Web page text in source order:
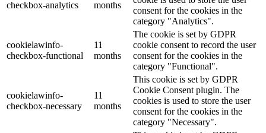
checkbox-analytics
months
consent for the cookies in the
category "Analytics".
cookielawinfo-
checkbox-functional
11
months
The cookie is set by GDPR
cookie consent to record the user
consent for the cookies in the
category "Functional".
cookielawinfo-
checkbox-necessary
11
months
This cookie is set by GDPR
Cookie Consent plugin. The
cookies is used to store the user
consent for the cookies in the
category "Necessary".